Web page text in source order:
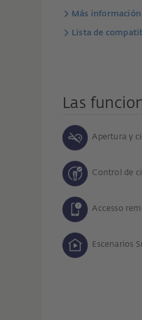
Más
Lista de
Las
Apertura y
Control de
Accesso
Escenarios